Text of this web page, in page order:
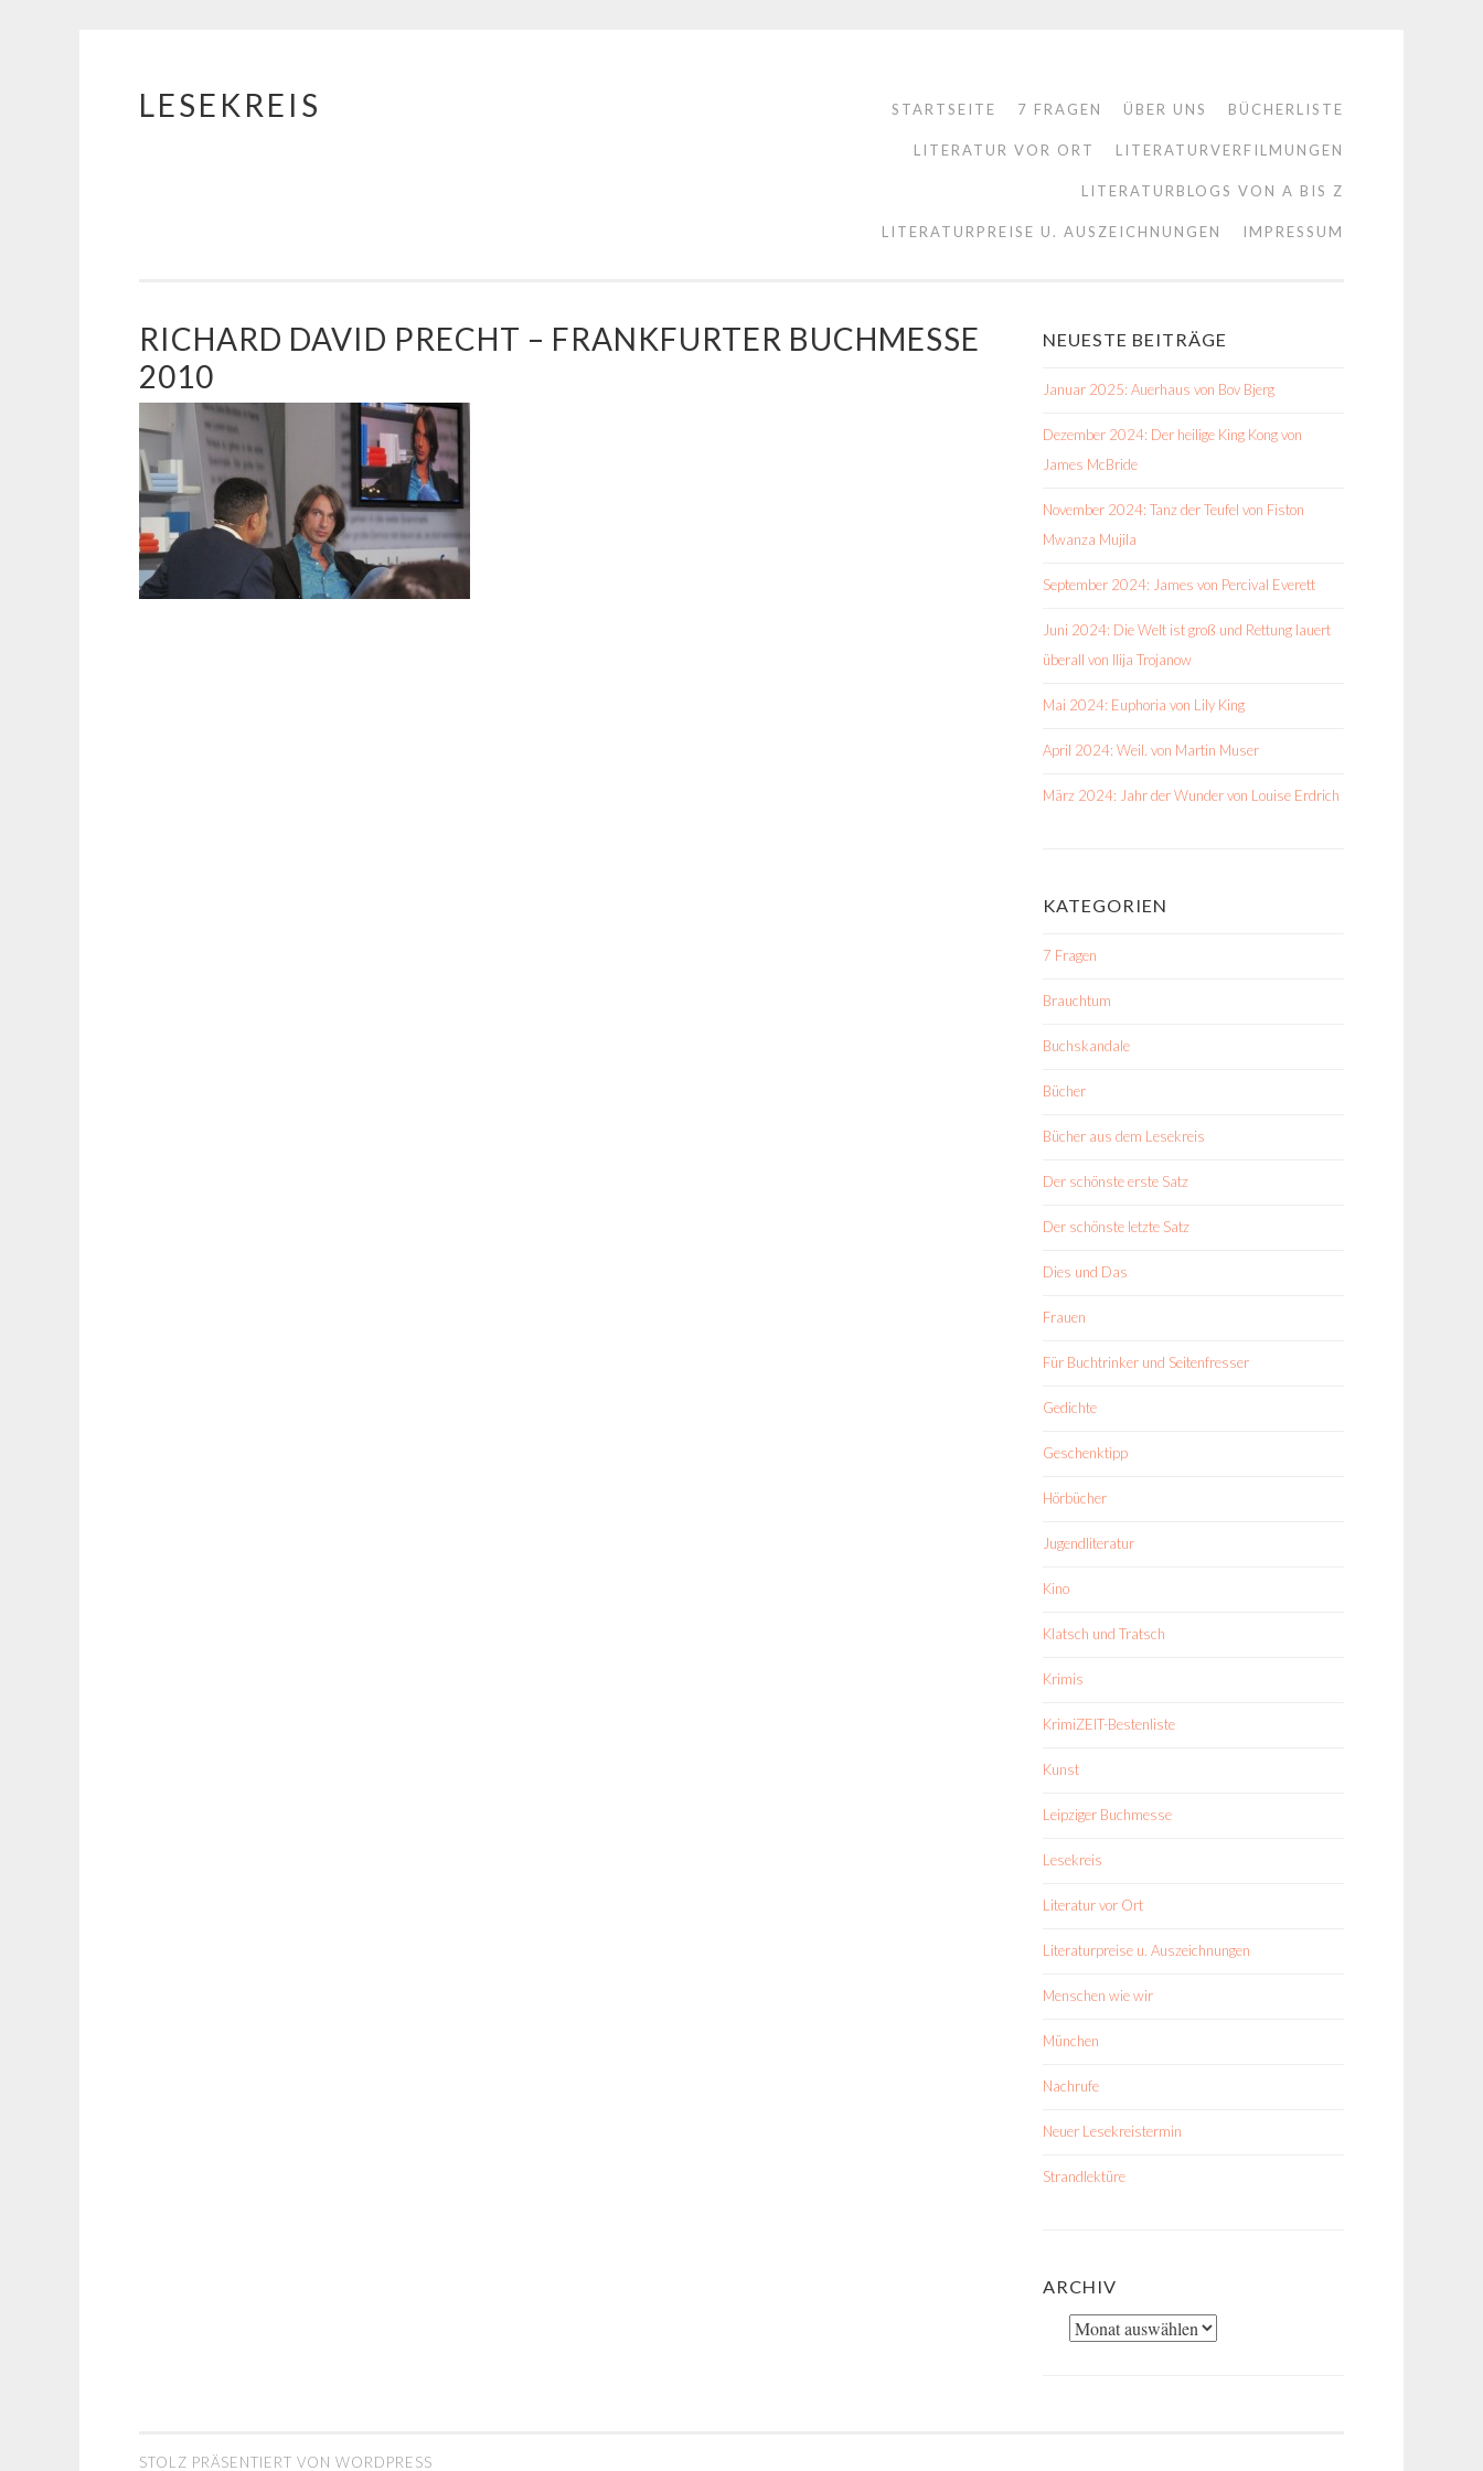
Springe
LESEKREIS STARTSEITE 7 FRAGEN ÜBER UNS BÜCHERLISTE
LITERATUR VOR ORT LITERATURVERFILMUNGEN
LITERATURBLOGS VON A BIS Z
LITERATURPREISE U. AUSZEICHNUNGEN IMPRESSUM
RICHARD DAVID PRECHT – FRANKFURTER BUCHMESSE
2010
NEUESTE BEITRÄGE
Januar 2025: Auerhaus von Bov Bjerg
Dezember 2024: Der heilige King Kong von
James McBride
November 2024: Tanz der Teufel von Fiston
Mwanza Mujila
September 2024: James von Percival Everett
Juni 2024: Die Welt ist groß und Rettung lauert
überall von Ilija Trojanow
Mai 2024: Euphoria von Lily King
April 2024: Weil. von Martin Muser
März 2024: Jahr der Wunder von Louise Erdrich
KATEGORIEN
7 Fragen
Brauchtum
Buchskandale
Bücher
Bücher aus dem Lesekreis
Der schönste erste Satz
Der schönste letzte Satz
Dies und Das
Frauen
Für Buchtrinker und Seitenfresser
Gedichte
Geschenktipp
Hörbücher
Jugendliteratur
Kino
Klatsch und Tratsch
Krimis
KrimiZEIT-Bestenliste
Kunst
Leipziger Buchmesse
Lesekreis
Literatur vor Ort
Literaturpreise u. Auszeichnungen
Menschen wie wir
München
Nachrufe
Neuer Lesekreistermin
Strandlektüre
ARCHIV
Archiv
STOLZ PRÄSENTIERT VON WORDPRESS